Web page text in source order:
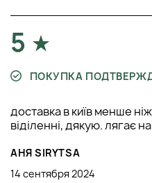
5
ПОКУПКА
доставка в київ менше
віділенні, дякую. лягає
АНЯ SIRYTSA
14 сентября 2024